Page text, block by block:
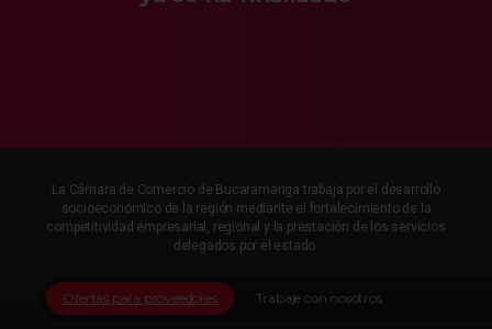
La Cámara de Comercio de Bucaramanga trabaja por el desarrollo
socioeconómico de la región mediante el fortalecimiento de la
competitividad empresarial, regional y la prestación de los servicios
delegados por el estado.
Trabaje con nosotros
Ofertas para proveedores